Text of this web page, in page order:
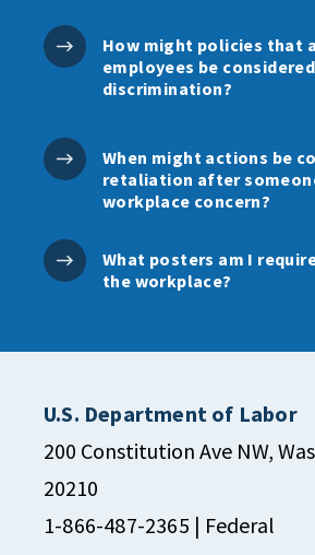
How might policies that
employees be considered
discrimination?
When might actions be
retaliation after
workplace concern?
What posters am I
the workplace?
U.S. Department of Labor
200 Constitution Ave NW,
20210
1-866-487-2365 | Federal